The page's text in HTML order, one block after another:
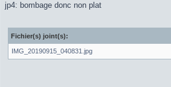
jp4: bombage donc non plat
Fichier(s) joint(s):
IMG_20190915_040831.jpg